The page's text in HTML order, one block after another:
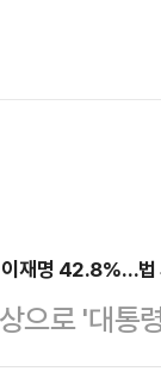
이재명 42.8%…
으로 '대통
는 응답이